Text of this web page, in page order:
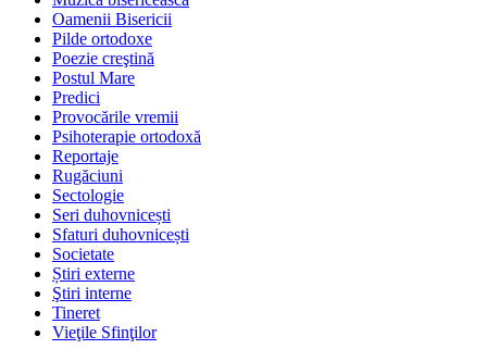
Oamenii Bisericii
Pilde ortodoxe
Poezie creştină
Postul Mare
Predici
Provocările vremii
Psihoterapie ortodoxă
Reportaje
Rugăciuni
Sectologie
Seri duhovnicești
Sfaturi duhovnicești
Societate
Știri externe
Ştiri interne
Tineret
Vieţile Sfinţilor